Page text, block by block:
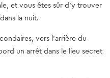
et vous êtes sûr d'y trouver
la nuit.
vers l'arrière du
un arrêt dans le lieu secret